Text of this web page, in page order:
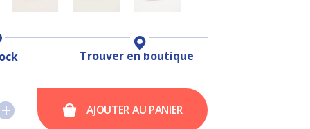
Trouver en boutique
+
+ AJOUTER AU PANIER